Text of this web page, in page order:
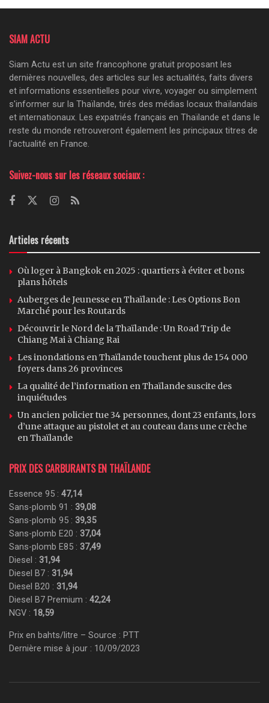
SIAM ACTU
Siam Actu est un site francophone gratuit proposant les
dernières nouvelles, des articles sur les actualités, faits divers
et informations essentielles pour vivre, voyager ou simplement
s'informer sur la Thaïlande, tirés des médias locaux thaïlandais
et internationaux. Les expatriés français en Thaïlande et dans le
reste du monde retrouveront également les principaux titres de
l'actualité en France.
Suivez-nous sur les réseaux sociaux :
Articles récents
Où loger à Bangkok en 2025 : quartiers à éviter et bons
plans hôtels
Auberges de Jeunesse en Thaïlande : Les Options Bon
Marché pour les Routards
Découvrir le Nord de la Thaïlande : Un Road Trip de
Chiang Mai à Chiang Rai
Les inondations en Thaïlande touchent plus de 154 000
foyers dans 26 provinces
La qualité de l’information en Thaïlande suscite des
inquiétudes
Un ancien policier tue 34 personnes, dont 23 enfants, lors
d’une attaque au pistolet et au couteau dans une crèche
en Thaïlande
PRIX DES CARBURANTS EN THAÏLANDE
Essence 95 : 47,14
Sans-plomb 91 : 39,08
Sans-plomb 95 : 39,35
Sans-plomb E20 : 37,04
Sans-plomb E85 : 37,49
Diesel : 31,94
Diesel B7 : 31,94
Diesel B20 : 31,94
Diesel B7 Premium : 42,24
NGV : 18,59
Prix en bahts/litre – Source : PTT
Dernière mise à jour : 10/09/2023